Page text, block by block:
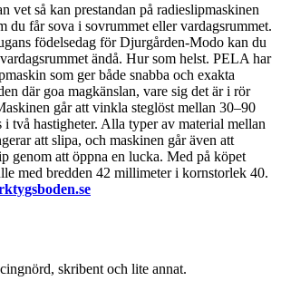
vet så kan prestandan på radieslipmaskinen
du får sova i sovrummet eller vardagsrummet.
födelsedag för Djurgården-Modo kan du
ändå. Hur som helst. PELA har
som ger både snabba och exakta
där goa magkänslan, vare sig det är i rör
går att vinkla steglöst mellan 30–90
i två hastigheter. Alla typer av material mellan
att slipa, och maskinen går även att
genom att öppna en lucka. Med på köpet
med bredden 42 millimeter i kornstorlek 40.
skribent och lite annat.